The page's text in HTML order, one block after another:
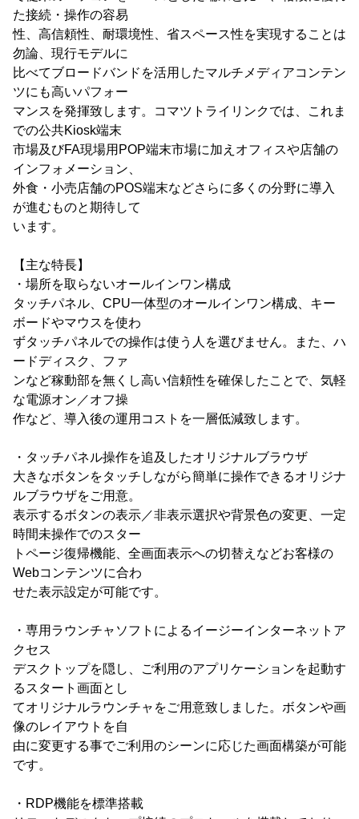
た接続・操作の容易
性、高信頼性、耐環境性、省スペース性を実現することは
勿論、現行モデルに
比べてブロードバンドを活用したマルチメディアコンテン
ツにも高いパフォー
マンスを発揮致します。コマツトライリンクでは、これま
での公共Kiosk端末
市場及びFA現場用POP端末市場に加えオフィスや店舗の
インフォメーション、
外食・小売店舗のPOS端末などさらに多くの分野に導入
が進むものと期待して
います。
【主な特長】
・場所を取らないオールインワン構成
タッチパネル、CPU一体型のオールインワン構成、キー
ボードやマウスを使わ
ずタッチパネルでの操作は使う人を選びません。また、ハ
ードディスク、ファ
ンなど稼動部を無くし高い信頼性を確保したことで、気軽
な電源オン／オフ操
作など、導入後の運用コストを一層低減致します。
・タッチパネル操作を追及したオリジナルブラウザ
大きなボタンをタッチしながら簡単に操作できるオリジナ
ルブラウザをご用意。
表示するボタンの表示／非表示選択や背景色の変更、一定
時間未操作でのスター
トページ復帰機能、全画面表示への切替えなどお客様の
Webコンテンツに合わ
せた表示設定が可能です。
・専用ラウンチャソフトによるイージーインターネットア
クセス
デスクトップを隠し、ご利用のアプリケーションを起動す
るスタート画面とし
てオリジナルラウンチャをご用意致しました。ボタンや画
像のレイアウトを自
由に変更する事でご利用のシーンに応じた画面構築が可能
です。
・RDP機能を標準搭載